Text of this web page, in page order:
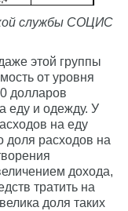
службы СОЦИС
этой группы
от уровня
долларов
еду и одежду. У
на еду
доля расходов на
дохода,
тратить на
доля таких